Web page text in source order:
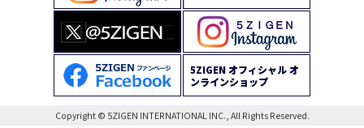
5ZIGEN オフィシャル オ
ンラインショップ
Copyright © 5ZIGEN INTERNATIONAL INC., All Rights Reserved.